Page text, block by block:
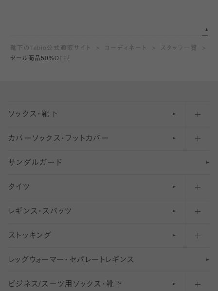
靴下のTabio公式通販サイト コーディネート
スタッフ一覧
セール商品50%OFF！
ソックス・靴下
五本指ソックス・靴下
足袋ソックス・靴下
無地・プレーンソックス・靴下
柄ソックス・靴下
スニーカー（くるぶし）用ソックス
アンクル・ショートソックス（くるぶし上）
クルーソックス（ふくらはぎ下）
カバーソックス・フットカバー
フットカバー・カバーソックス（深め）
フットカバー・カバーソックス（ふつう）
フットカバー・カバーソックス（浅め）
サンダルガード
タイツ
30デニール以下のタイツ（薄手タイツ）
31〜40デニールタイツ
41〜60デニールタイツ
61〜80デニールタイツ
レギンス・スパッツ
柄レギンス
無地レギンス
レギンスパンツ（レギパン）
ストッキング
伝線しにくいストッキング
ショートストッキング
レッ グ ウォー マー ・ セパレー ト レ ギンス
ビジネス/スーツ用 ソックス・靴下